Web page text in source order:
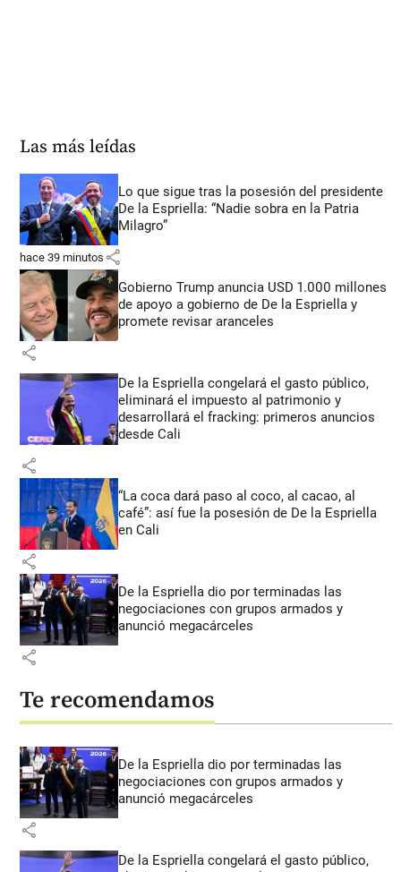
Las más leídas
Lo que sigue tras la posesión del presidente
De la Espriella: “Nadie sobra en la Patria
Milagro”
hace 39 minutos share
Gobierno Trump anuncia USD 1.000 millones
de apoyo a gobierno de De la Espriella y
promete revisar aranceles
share
De la Espriella congelará el gasto público,
eliminará el impuesto al patrimonio y
desarrollará el fracking: primeros anuncios
desde Cali
share
“La coca dará paso al coco, al cacao, al
café”: así fue la posesión de De la Espriella
en Cali
share
De la Espriella dio por terminadas las
negociaciones con grupos armados y
anunció megacárceles
share
Te recomendamos
De la Espriella dio por terminadas las
negociaciones con grupos armados y
anunció megacárceles
share
De la Espriella congelará el gasto público,